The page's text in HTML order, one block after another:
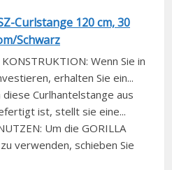
Curlstange 120 cm, 30
Schwarz
Wenn Sie in
erhalten Sie ein...
diese Curlhantelstange aus
ist, stellt sie eine...
Um die GORILLA
verwenden, schieben Sie